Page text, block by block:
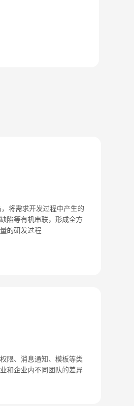
将需求开发过程中产生的
陷等有机串联，形成全方
的研发过程
限、消息通知、模板等类
和企业内不同团队的差异